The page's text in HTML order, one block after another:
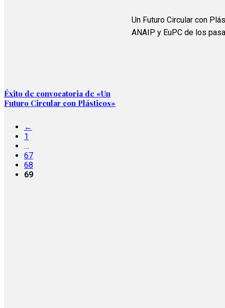
Éxito de convocatoria de «Un
Futuro Circular con Plásticos»
Un Futuro Circular con
ANAIP y EuPC de los
←
1
…
67
68
69